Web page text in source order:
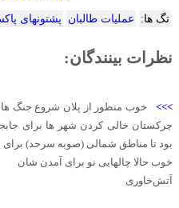
تگ ها: عملیات طالبان پشتونهای
نظرات بینندگان:
>>> خوب منظور از پلان شروع جنگ
چرکستان خالی کردن شهر ها برای
بود تا مناطق شمالی (صوبه سرحد) برای
خوب حالا چالهایی نو برای آمدن شان
آتش‌خاوری